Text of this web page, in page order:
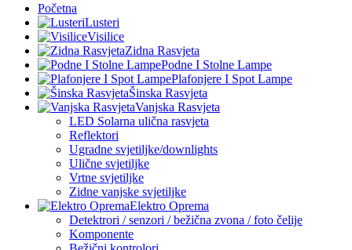
Početna
Lusteri
Visilice
Zidna Rasvjeta
Podne I Stolne Lampe
Plafonjere I Spot Lampe
Šinska Rasvjeta
Vanjska Rasvjeta
LED Solarna ulična rasvjeta
Reflektori
Ugradne svjetiljke/downlights
Ulične svjetiljke
Vrtne svjetiljke
Zidne vanjske svjetiljke
Elektro Oprema
Detektrori / senzori / bežična zvona / foto čelije
Komponente